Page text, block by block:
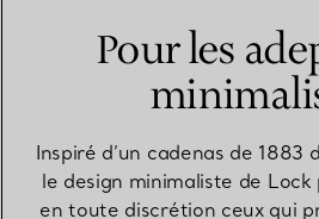
Pour les
Inspiré d’un cadenas de 1883
le design minimaliste de
en toute discrétion ceux qui